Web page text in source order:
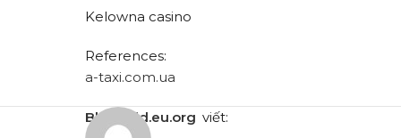
Kelowna casino
References:
a-taxi.com.ua
bbs.mjjjd.eu.org viết: